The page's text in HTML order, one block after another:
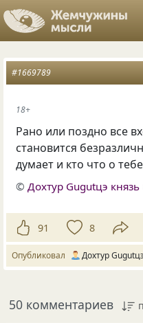
#1669789
18+
Рано или поздно все
становится
думает и кто что о
©Дохтур Gugutцэ
91 8
Опубликовал Дохтур
50 комментариев